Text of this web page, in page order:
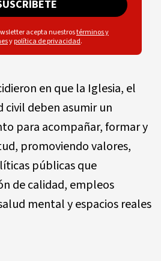
acepta nuestrostérminos y
ypolítica de privacidad.
en que la Iglesia, el
civil deben asumir un
para acompañar, formar y
promoviendo valores,
públicas que
de calidad, empleos
mental y espacios reales